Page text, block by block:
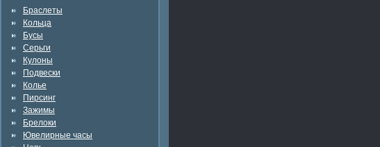
Браслеты
Кольца
Бусы
Серьги
Кулоны
Подвески
Колье
Пирсинг
Зажимы
Брелоки
Ювелирные часы